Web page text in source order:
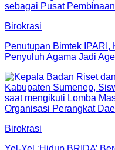
Birokrasi
Penutupan Bimtek IPARI,
Penyuluh Agama Jadi
Birokrasi